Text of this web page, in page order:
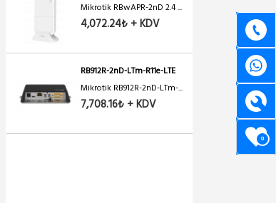
0
Mikrotik RBwAPR-2nD 2.4 ...
4,072.24₺ + KDV
RB912R-2nD-LTm-R11e-LTE
Mikrotik RB912R-2nD-LTm-...
7,708.16₺ + KDV